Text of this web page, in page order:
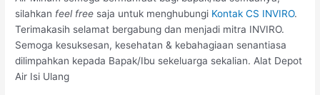
silahkan feel free saja untuk menghubungi Kontak CS INVIRO.
Terimakasih selamat bergabung dan menjadi mitra INVIRO.
Semoga kesuksesan, kesehatan & kebahagiaan senantiasa
dilimpahkan kepada Bapak/Ibu sekeluarga sekalian. Alat Depot
Air Isi Ulang